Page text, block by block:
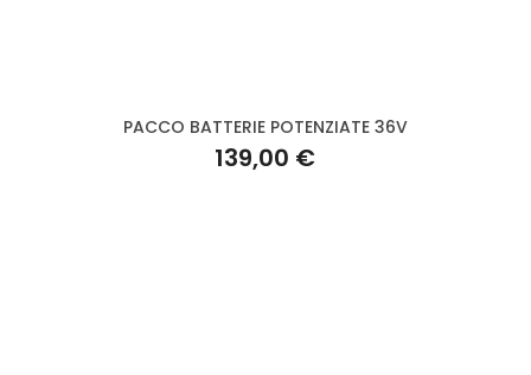
PACCO BATTERIE POTENZIATE 36V
139,00 €